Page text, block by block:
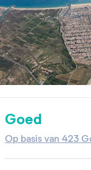
Goed
Op basis van 423